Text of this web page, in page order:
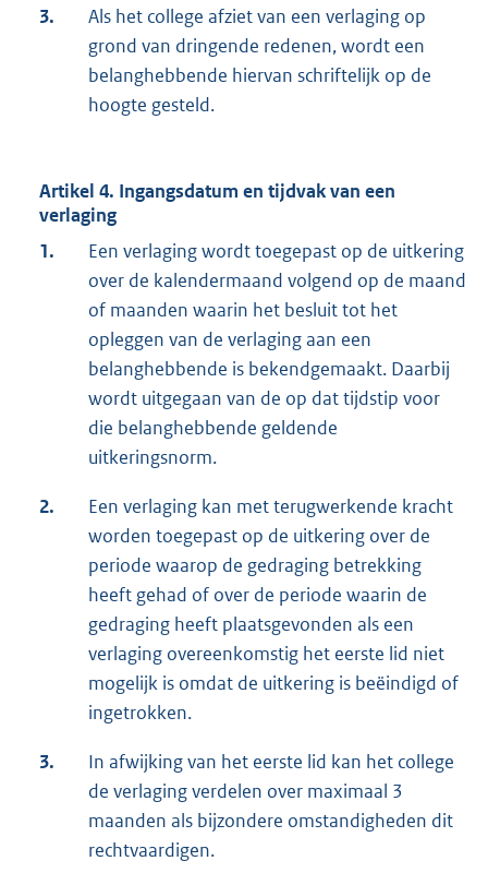
3.
Als het college afziet van een verlaging op
grond van dringende redenen, wordt een
belanghebbende hiervan schriftelijk op de
hoogte gesteld.
Artikel 4. Ingangsdatum en tijdvak van een
verlaging
1.
Een verlaging wordt toegepast op de uitkering
over de kalendermaand volgend op de maand
of maanden waarin het besluit tot het
opleggen van de verlaging aan een
belanghebbende is bekendgemaakt. Daarbij
wordt uitgegaan van de op dat tijdstip voor
die belanghebbende geldende
uitkeringsnorm.
2.
Een verlaging kan met terugwerkende kracht
worden toegepast op de uitkering over de
periode waarop de gedraging betrekking
heeft gehad of over de periode waarin de
gedraging heeft plaatsgevonden als een
verlaging overeenkomstig het eerste lid niet
mogelijk is omdat de uitkering is beëindigd of
ingetrokken.
3.
In afwijking van het eerste lid kan het college
de verlaging verdelen over maximaal 3
maanden als bijzondere omstandigheden dit
rechtvaardigen.